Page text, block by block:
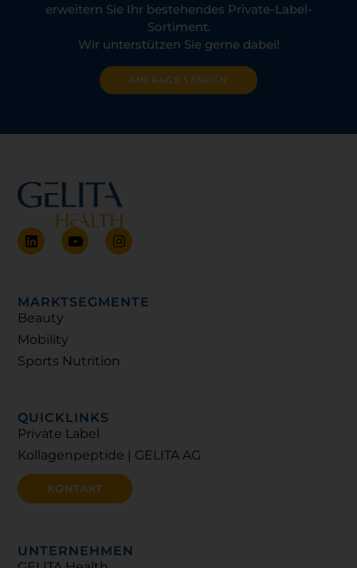
erweitern Sie Ihr bestehendes Private-Label-
Sortiment.
Wir unterstützen Sie gerne dabei!
ANFRAGE SENDEN
MARKTSEGMENTE
Beauty
Mobility
Sports Nutrition
QUICKLINKS
Private Label
Kollagenpeptide | GELITA AG
KONTAKT
UNTERNEHMEN
L
i
d
i
Y
o
b
I
n
g